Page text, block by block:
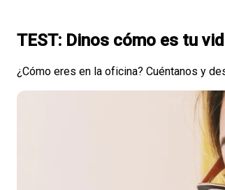
TEST: Dinos cómo es tu
¿Cómo eres en la oficina? Cuéntanos y